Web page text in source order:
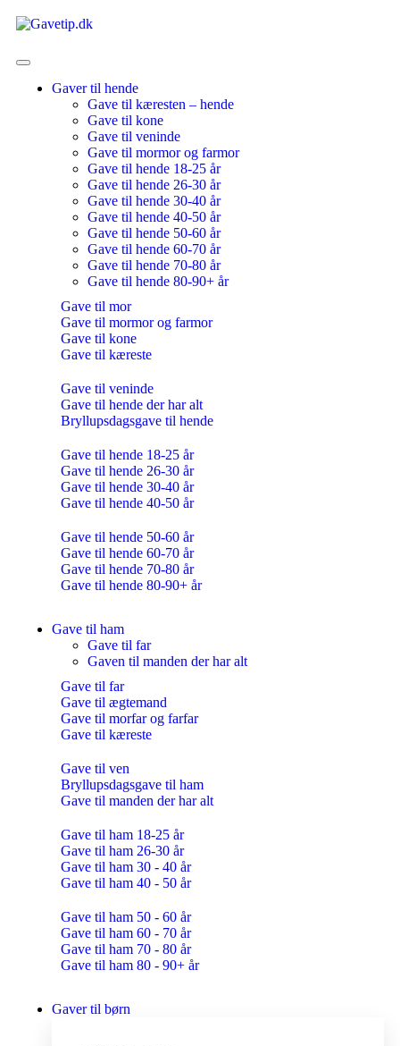
Gaver til hende
Gave til kæresten – hende
Gave til kone
Gave til veninde
Gave til mormor og farmor
Gave til hende 18-25 år
Gave til hende 26-30 år
Gave til hende 30-40 år
Gave til hende 40-50 år
Gave til hende 50-60 år
Gave til hende 60-70 år
Gave til hende 70-80 år
Gave til hende 80-90+ år
Gave til mor
Gave til mormor og farmor
Gave til kone
Gave til kæreste
Gave til veninde
Gave til hende der har alt
Bryllupsdagsgave til hende
Gave til hende 18-25 år
Gave til hende 26-30 år
Gave til hende 30-40 år
Gave til hende 40-50 år
Gave til hende 50-60 år
Gave til hende 60-70 år
Gave til hende 70-80 år
Gave til hende 80-90+ år
Gave til ham
Gave til far
Gaven til manden der har alt
Gave til far
Gave til ægtemand
Gave til morfar og farfar
Gave til kæreste
Gave til ven
Bryllupsdagsgave til ham
Gave til manden der har alt
Gave til ham 18-25 år
Gave til ham 26-30 år
Gave til ham 30 - 40 år
Gave til ham 40 - 50 år
Gave til ham 50 - 60 år
Gave til ham 60 - 70 år
Gave til ham 70 - 80 år
Gave til ham 80 - 90+ år
Gaver til børn